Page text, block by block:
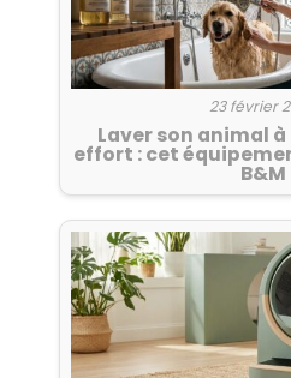
23 février
Laver son animal
effort : cet
B&M